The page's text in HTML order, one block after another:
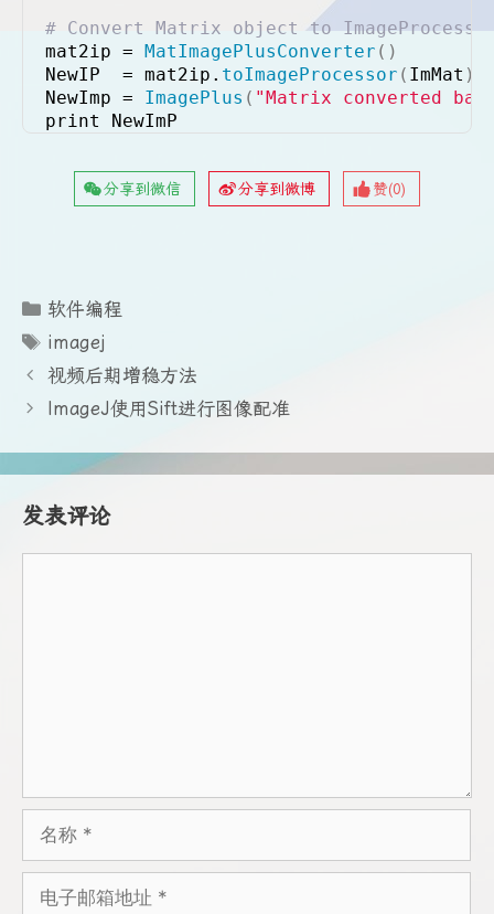
# Convert Matrix object to
mat2ip = MatImagePlusConverter ()
NewIP  = mat2ip. toImageProcessor ( ImMat )
NewImp = ImagePlus ( "Matrix converted
print NewImP
分享到微信 分享到微博 赞(0)
分
类
软件编程
标
签
imagej
视频后期增稳方法
ImageJ使用Sift进行图像配准
发表评论